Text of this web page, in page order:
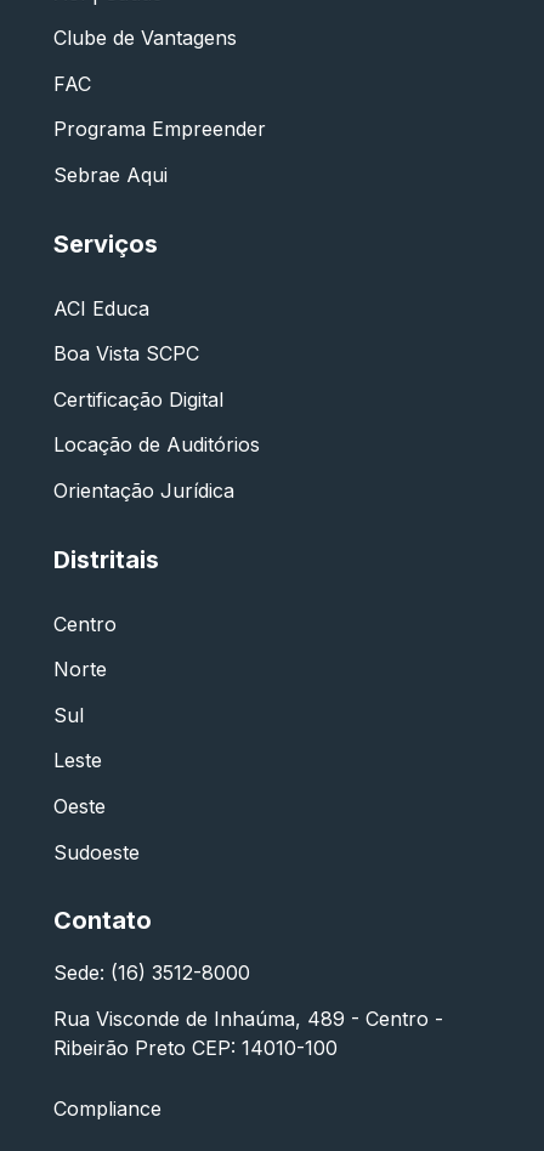
Clube de Vantagens
FAC
Programa Empreender
Sebrae Aqui
Serviços
ACI Educa
Boa Vista SCPC
Certificação Digital
Locação de Auditórios
Orientação Jurídica
Distritais
Centro
Norte
Sul
Leste
Oeste
Sudoeste
Contato
Sede: (16) 3512-8000
Rua Visconde de Inhaúma, 489 - Centro -
Ribeirão Preto CEP: 14010-100
Compliance